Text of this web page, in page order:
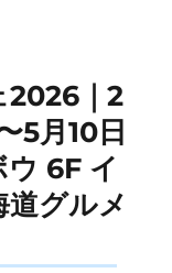
2026｜2
5月10日
ウ 6F イ
グルメ